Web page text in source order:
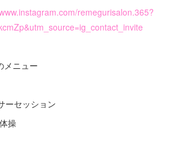
remegurisalon.365?
メニュー
ーセッション
操